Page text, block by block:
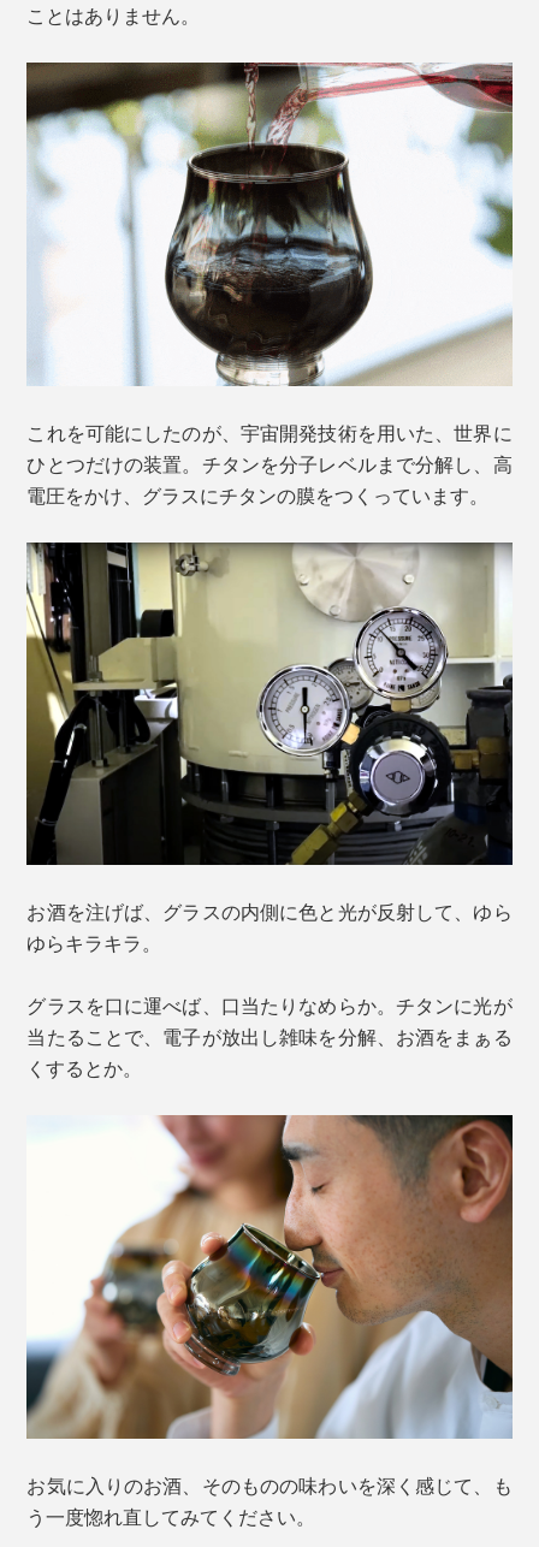
ことはありません。
これを可能にしたのが、宇宙開発技術を用いた、世界に
ひとつだけの装置。チタンを分子レベルまで分解し、高
電圧をかけ、グラスにチタンの膜をつくっています。
お酒を注げば、グラスの内側に色と光が反射して、ゆら
ゆらキラキラ。
グラスを口に運べば、口当たりなめらか。チタンに光が
当たることで、電子が放出し雑味を分解、お酒をまぁる
くするとか。
お気に入りのお酒、そのものの味わいを深く感じて、も
う一度惚れ直してみてください。